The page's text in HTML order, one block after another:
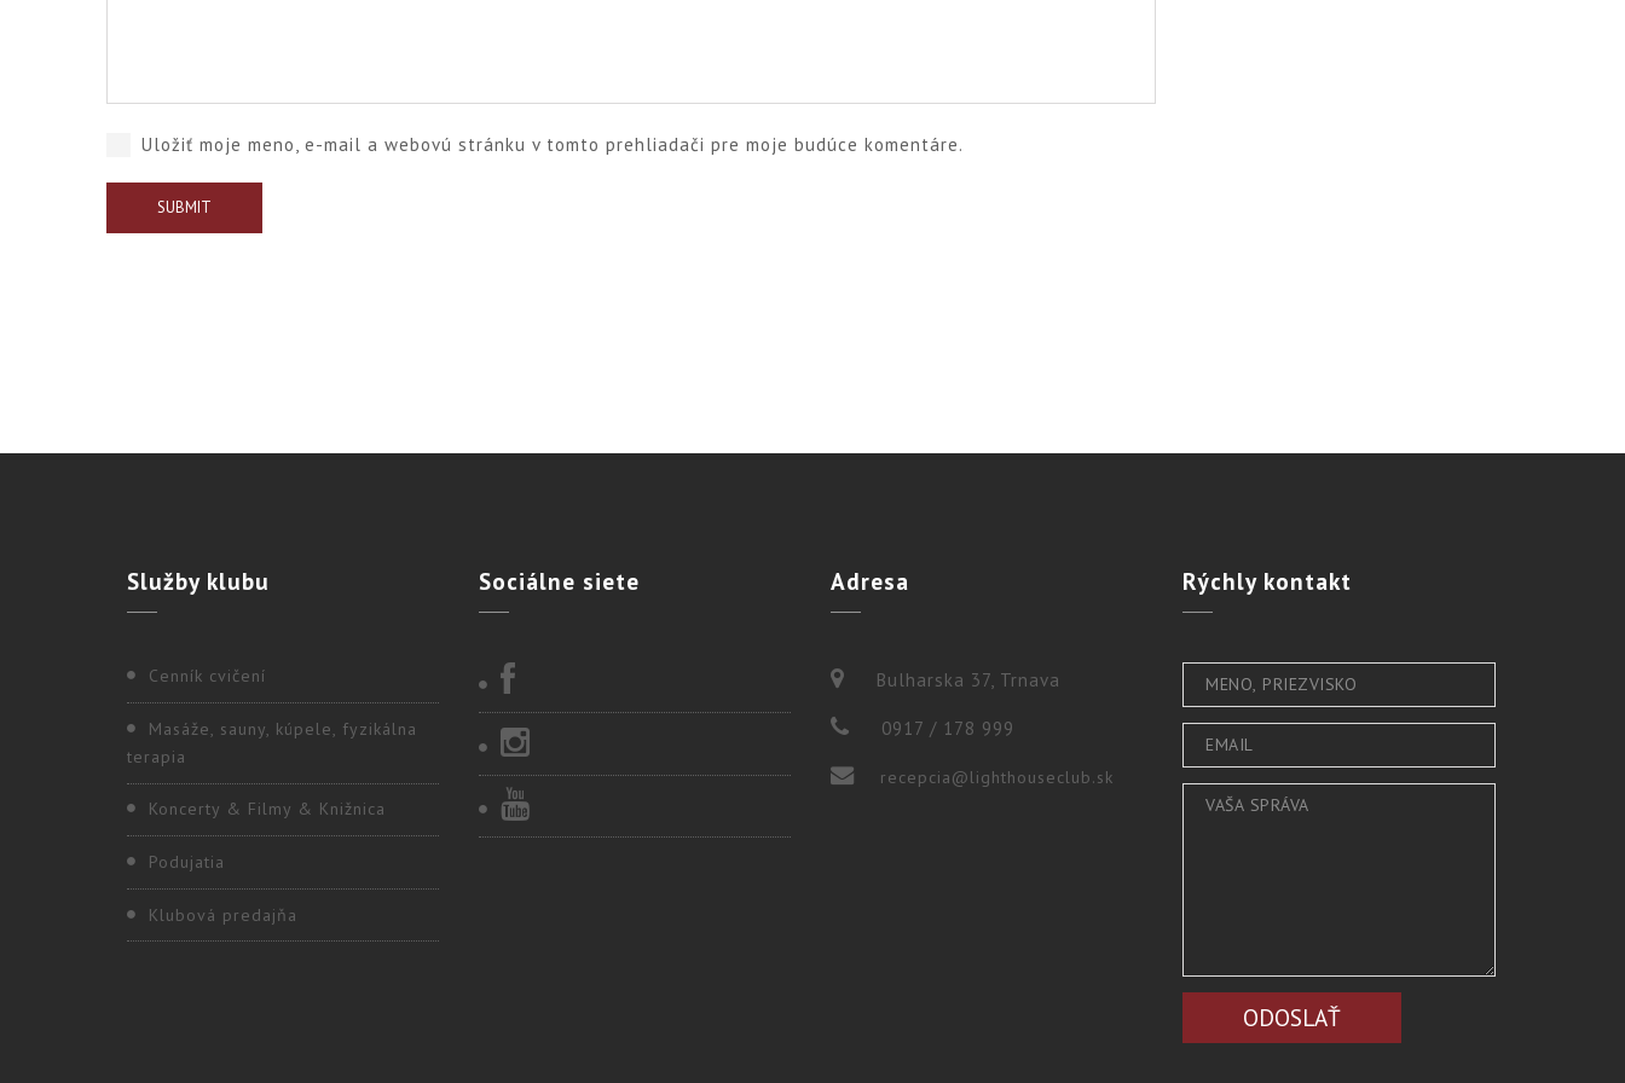
Uložiť moje meno, e-mail a webovú stránku v tomto prehliadači pre moje budúce komentáre.
Službyklubu
Cenník cvičení
Masáže, sauny, kúpele, fyzikálna
terapia
Koncerty & Filmy & Knižnica
Podujatia
Klubová predajňa
Sociálne siete Adresa
Bulharska 37, Trnava
0917 / 178 999
recepcia@lighthouseclub.sk
Rýchlykontakt